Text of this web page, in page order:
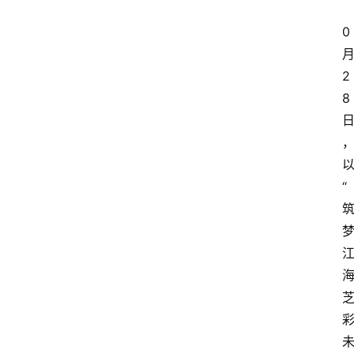
0
月
2
8
日
，
以
“
筑
梦
江
海
芝
彩
未